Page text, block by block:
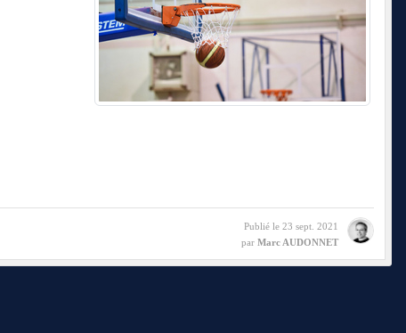
Publié le 23 sept. 2021
par Marc AUDONNET